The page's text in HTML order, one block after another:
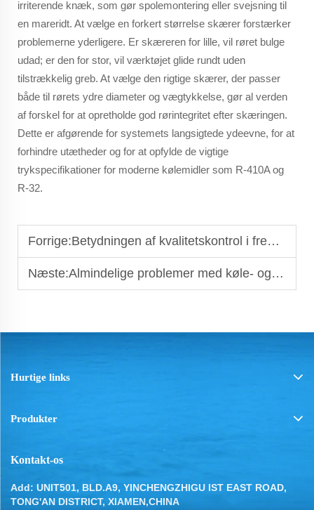
irriterende knæk, som gør spolemontering eller svejsning til
en mareridt. At vælge en forkert størrelse skærer forstærker
problemerne yderligere. Er skæreren for lille, vil røret bulge
udad; er den for stor, vil værktøjet glide rundt uden
tilstrækkelig greb. At vælge den rigtige skærer, der passer
både til rørets ydre diameter og vægtykkelse, gør al verden
af forskel for at opretholde god rørintegritet efter skæringen.
Dette er afgørende for systemets langsigtede ydeevne, for at
forhindre utætheder og for at opfylde de vigtige
trykspecifikationer for moderne kølemidler som R-410A og
R-32.
Forrige:Betydningen af kvalitetskontrol i fremstillingen af køle- og fryseanlægsdele
Næste:Almindelige problemer med køle- og fryseanlægsdele og hvordan de løses
Hurtige links
Produkter
Kontakt-os
Add: UNIT501, BLD.A9, YINCHENGZHIGU IST EAST ROAD,
TONG'AN DISTRICT, XIAMEN,CHINA